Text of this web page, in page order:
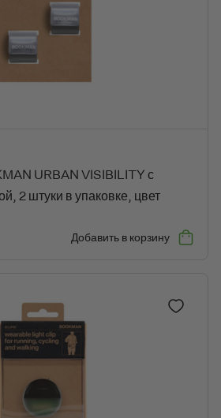
URBAN VISIBILITY с
2 штуки в упаковке, цвет
Добавить в корзину